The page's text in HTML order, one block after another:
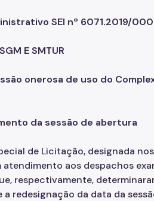
SEI nº 6071.2019/
E SMTUR
onerosa de uso do
da sessão de abertura
de Licitação, designada
atendimento aos despachos
respectivamente,
a redesignação da data da